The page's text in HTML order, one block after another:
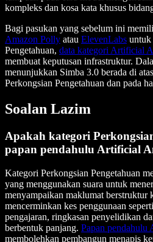
kompleks dan kosa kata khusus
Bagi pasukan yang sebelum ini
Amazon Polly atau ElevenLabs untuk
Pengetahuan, data kategori Artificial
membuat keputusan infrastruktur.
menunjukkan Simba 3.0 berada di
Perkongsian Pengetahuan dan pada
Soalan Lazim
Apakah kategori
papan pendahulu Artificial
Kategori Perkongsian Pengetahuan
yang menggunakan suara untuk
menyampaikan maklumat berstruktur
mencerminkan kes penggunaan
pengajaran, ringkasan penyelidikan
berbentuk panjang. Papan
membolehkan pembangun menapis